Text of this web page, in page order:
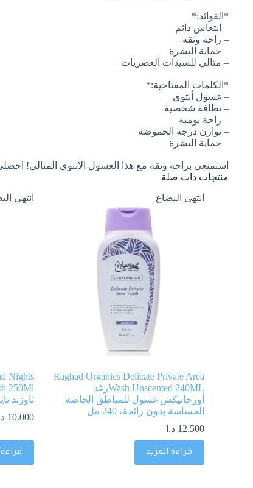
*الفوائد:*
– انتعاش دائم
– راحة وثقة
– حماية البشرة
– مثالي للسيدات العصريات
*الكلمات المفتاحية:*
– غسول أنثوي
– نظافة شخصية
– راحة يومية
– توازن درجة الحموضة
– حماية البشرة
استمتعي براحة وثقة مع هذا الغسول الأنثوي المثالي!
منتجات ذات صلة
انتهى البضاع
Raghad Organics Delicate Private Area
Wash Unscented 240MLرغد
أورجانيكس غسول للمناطق الخاصة
الحساسة بدون رائحة، 240 مل
12.500 د.ا
قراءة المزيد
انتهى
Nights
ثاوزند
10.000
قراءة